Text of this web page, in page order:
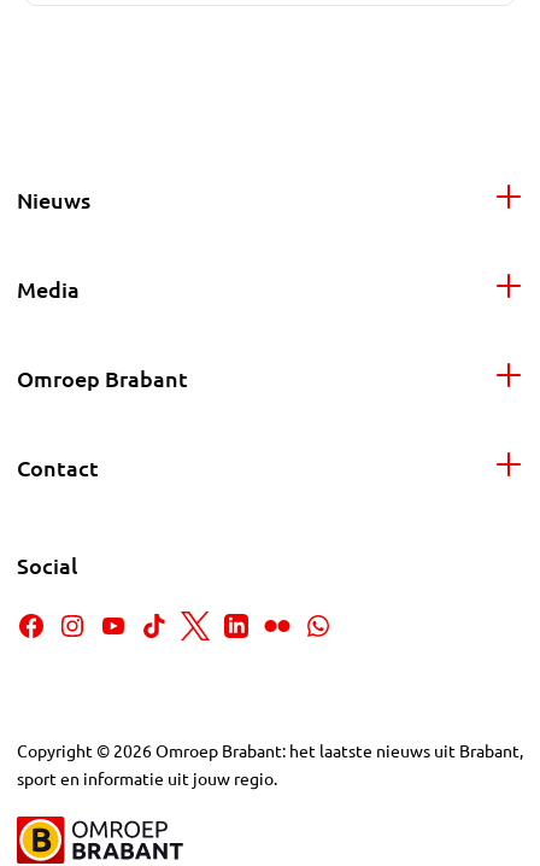
Nieuws
Media
Omroep Brabant
Contact
Social
Copyright © 2026Omroep Brabant: het laatste nieuws uit Brabant,
sport en informatie uit jouw regio.